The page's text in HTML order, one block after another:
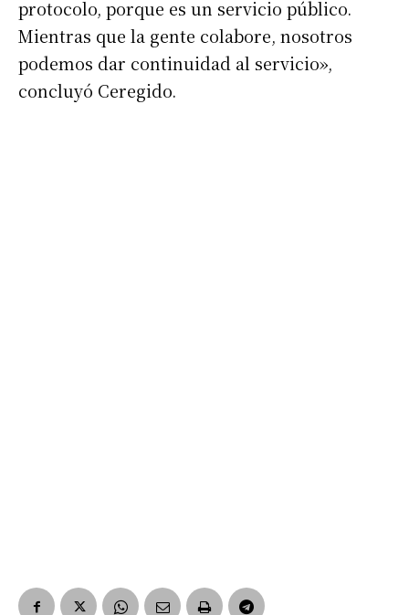
Nombre
Apellidos
protocolo, porque es un servicio público.
Mientras que la gente colabore, nosotros
podemos dar continuidad al servicio»,
concluyó Ceregido.